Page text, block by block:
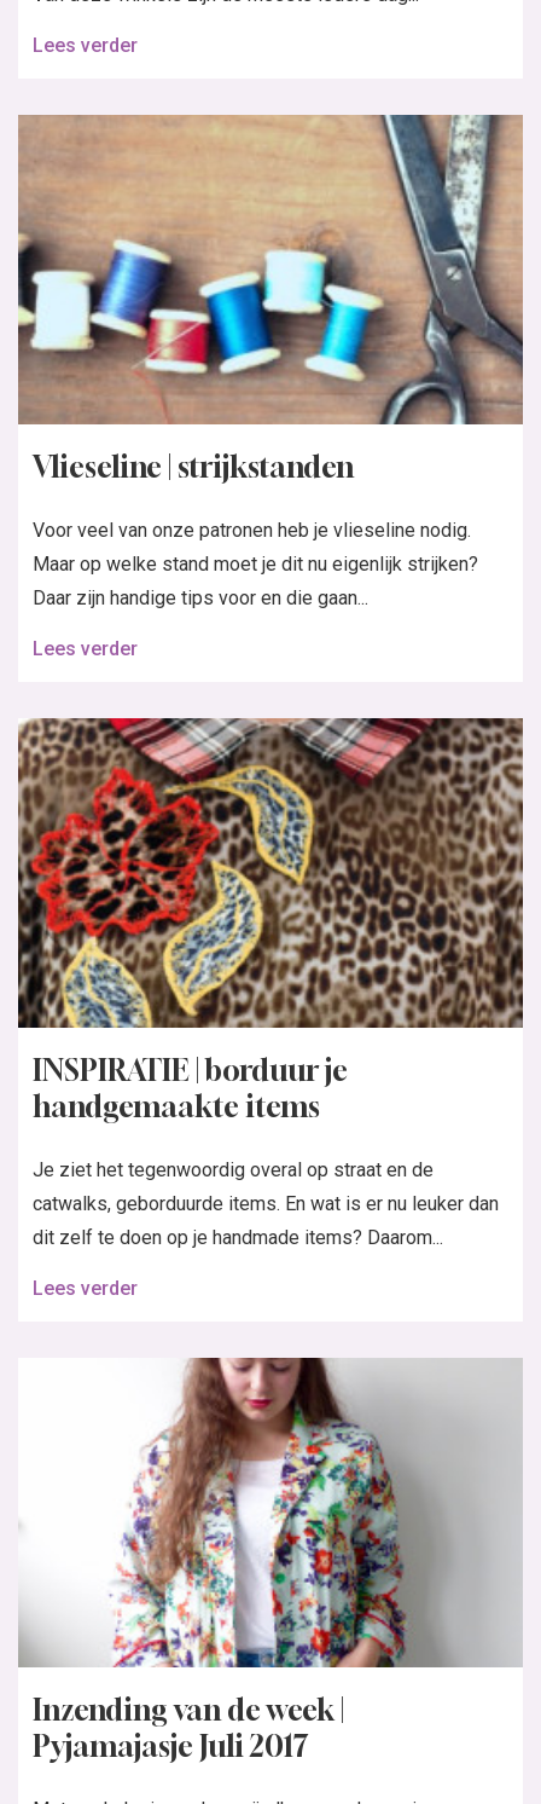
Lees verder
Vlieseline | strijkstanden
Voor veel van onze patronen heb je vlieseline nodig.
Maar op welke stand moet je dit nu eigenlijk strijken?
Daar zijn handige tips voor en die gaan...
Lees verder
INSPIRATIE | borduur je
handgemaakte items
Je ziet het tegenwoordig overal op straat en de
catwalks, geborduurde items. En wat is er nu leuker dan
dit zelf te doen op je handmade items? Daarom...
Lees verder
Inzending van de week |
Pyjamajasje Juli 2017